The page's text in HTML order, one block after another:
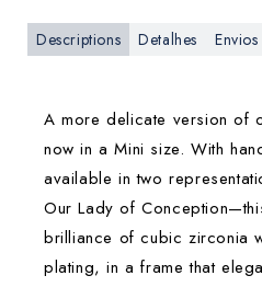
Descriptions Detalhes
A more delicate version of
now in a Mini size. With
available in two
Our Lady of
brilliance of cubic zirconia
plating, in a frame that